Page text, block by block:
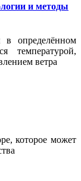
и методы
определённом
температурой,
ветра
которое может